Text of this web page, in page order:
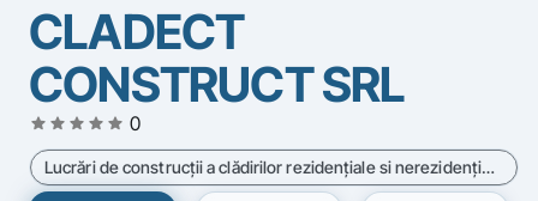
CLADECT
CONSTRUCT SRL
star star star star star 0
Lucrări de construcţii a clădirilor rezidenţiale si nerezidenţiale - Cod CAEN 4120